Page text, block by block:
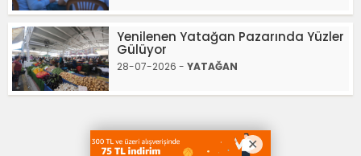
Yenilenen Yatağan Pazarında Yüzler
Gülüyor
28-07-2026 - YATAĞAN